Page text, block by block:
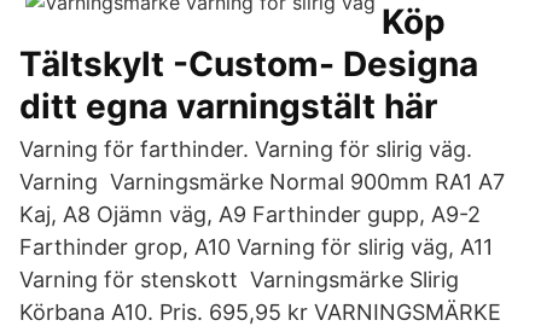
Köp
Tältskylt -Custom- Designa
ditt egna varningstält här
Varning för farthinder. Varning för slirig väg.
Varning Varningsmärke Normal 900mm RA1 A7
Kaj, A8 Ojämn väg, A9 Farthinder gupp, A9-2
Farthinder grop, A10 Varning för slirig väg, A11
Varning för stenskott Varningsmärke Slirig
Körbana A10. Pris. 695,95 kr VARNINGSMÄRKE